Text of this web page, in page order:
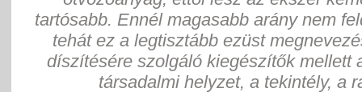
tartósabb. Ennél magasabb arány nem
tehát ez a legtisztább ezüst
díszítésére szolgáló kiegészítők mellett
társadalmi helyzet, a tekintély, a